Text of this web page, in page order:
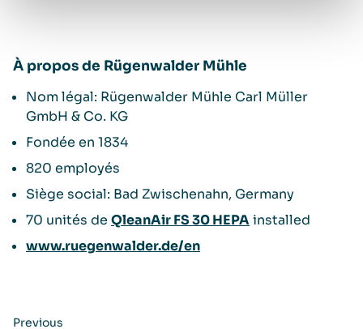
À propos de Rügenwalder Mühle
Nom légal: Rügenwalder Mühle Carl Müller
GmbH & Co. KG
Fondée en 1834
820 employés
Siège social: Bad Zwischenahn, Germany
70 unités de QleanAir FS 30 HEPAinstalled
www.ruegenwalder.de/en
Previous